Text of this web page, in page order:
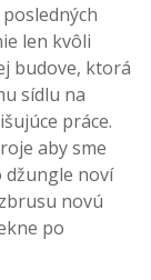
len kvôli
budove, ktorá
sídlu na
práce.
aby sme
džungle noví
novú
po